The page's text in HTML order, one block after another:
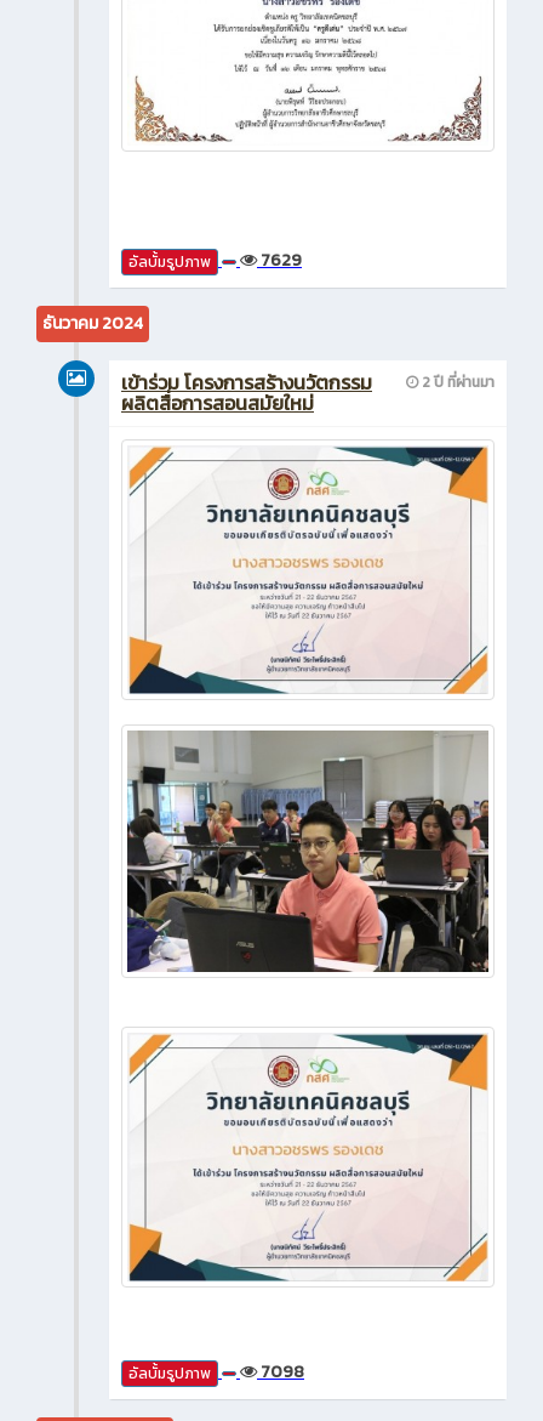
อัลบั้มรูปภาพ 7629
ธันวาคม 2024
2 ปี ที่ผ่านมา
เข้าร่วม โครงการสร้างนวัตกรรม
ผลิตสื่อการสอนสมัยใหม่
อัลบั้มรูปภาพ 7098